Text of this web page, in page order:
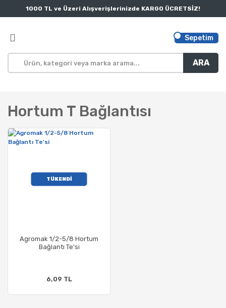
1000 TL ve Üzeri Alışverişlerinizde KARGO ÜCRETSİZ!
ARA
Sepetim
Hortum T Bağlantısı
TÜKENDİ
Agromak 1/2-5/8 Hortum
Bağlantı Te'si
6,09 TL